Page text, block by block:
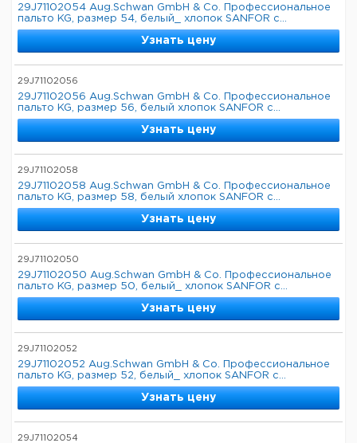
29J71102054 Aug.Schwan GmbH & Co. Профессиональное
пальто KG, размер 54, белый_ хлопок SANFOR с...
Узнать цену
29J71102056
29J71102056 Aug.Schwan GmbH & Co. Профессиональное
пальто KG, размер 56, белый хлопок SANFOR с...
Узнать цену
29J71102058
29J71102058 Aug.Schwan GmbH & Co. Профессиональное
пальто KG, размер 58, белый хлопок SANFOR с...
Узнать цену
29J71102050
29J71102050 Aug.Schwan GmbH & Co. Профессиональное
пальто KG, размер 50, белый_ хлопок SANFOR с...
Узнать цену
29J71102052
29J71102052 Aug.Schwan GmbH & Co. Профессиональное
пальто KG, размер 52, белый_ хлопок SANFOR с...
Узнать цену
29J71102054